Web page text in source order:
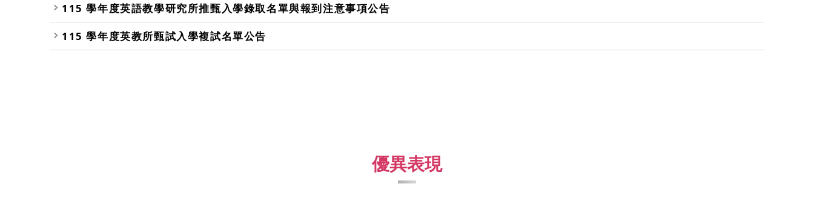
115 學年度英語教學研究所推甄入學錄取名單與報到注意事項公告
115 學年度英教所甄試入學複試名單公告
優異表現